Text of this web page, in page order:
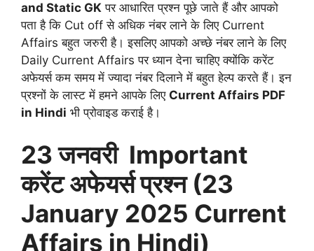
and Static GK पर आधारित प्रश्न पूछे जाते हैं और आपको
पता है कि Cut off से अधिक नंबर लाने के लिए Current
Affairs बहुत जरुरी है। इसलिए आपको अच्छे नंबर लाने के लिए
Daily Current Affairs पर ध्यान देना चाहिए क्योंकि करेंट
अफेयर्स कम समय में ज्यादा नंबर दिलाने में बहुत हेल्प करते हैं। इन
प्रश्नों के लास्ट में हमने आपके लिए Current Affairs PDF
in Hindi भी प्रोवाइड कराई है।
23 जनवरी Important
करेंट अफेयर्स प्रश्न (23
January 2025 Current
Affairs in Hindi)